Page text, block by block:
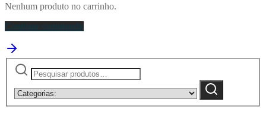
Nenhum produto no carrinho.
Continue comprando
Pesquisar
category:
Pesquisa